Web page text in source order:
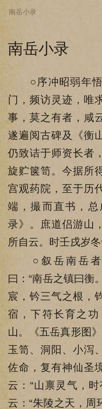
南岳小录
○序冲昭弱年悟
门，频访灵迹，唯
事，莫之有者，咸
遂遍阅古碑及《衡
仍致诘于师资长者
旋贮箧笥。今据所
宫观药院，至于历
端，撮而直书，
录》。庶道侣游山
所自云。时壬戌岁冬
○叙岳南岳者
曰：“南岳之镇曰衡
宸，钤三气之根，
宿，下符长育之
山。《五岳真形图
玉笥、洞阳、小泻
佐命，复有神仙圣
云：“山禀灵气，时
云：“朱陵之天，周
南岳小录